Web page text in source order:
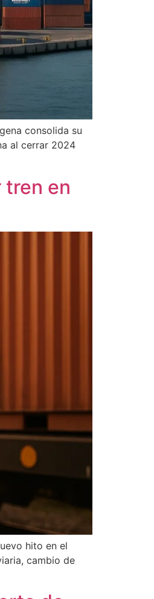
consolida su
al cerrar 2024
tren en
hito en el
cambio de